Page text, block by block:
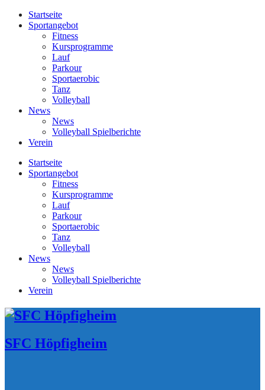
Startseite
Sportangebot
Fitness
Kursprogramme
Lauf
Parkour
Sportaerobic
Tanz
Volleyball
News
News
Volleyball Spielberichte
Verein
Startseite
Sportangebot
Fitness
Kursprogramme
Lauf
Parkour
Sportaerobic
Tanz
Volleyball
News
News
Volleyball Spielberichte
Verein
SFC Höpfigheim